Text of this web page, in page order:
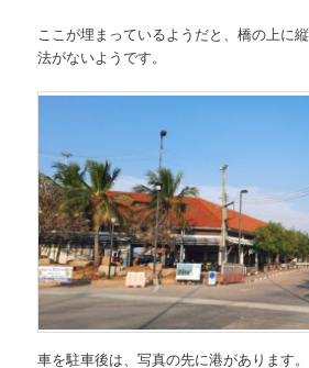
ここが埋まっているようだと、橋の上に
法がないようです。
車を駐車後は、写真の先に港があります。